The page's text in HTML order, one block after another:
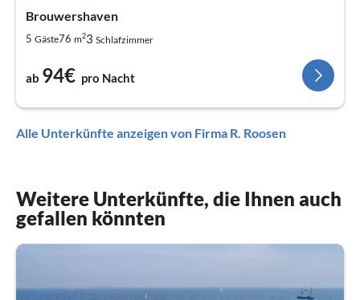
Brouwershaven
5 Gäste76 m23 Schlafzimmer
ab 94€ pro Nacht
Alle Unterkünfte anzeigen von Firma R. Roosen
Weitere Unterkünfte, die Ihnen auch
gefallen könnten